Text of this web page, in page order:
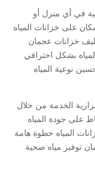
في أي منزل أو
على خزانات المياه
خزانات عجمان
بشكل احترافي
نوعية المياه
الخدمة من خلال
على جودة المياه
المياه خطوة هامة
توفير مياه صحية